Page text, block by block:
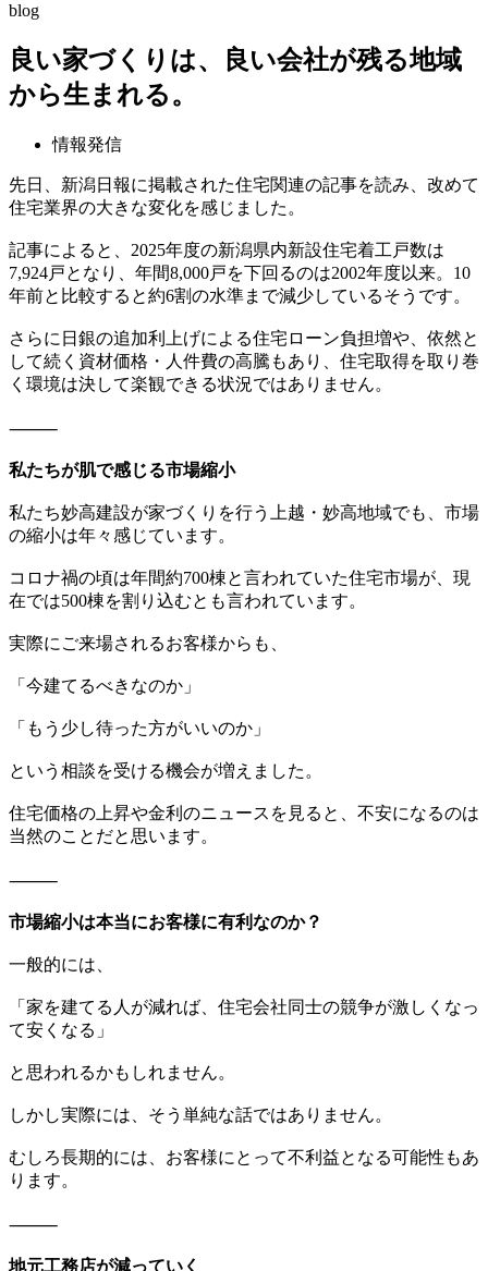
blog
良い家づくりは、良い会社が残る地域
から生まれる。
情報発信
先日、新潟日報に掲載された住宅関連の記事を読み、改めて
住宅業界の大きな変化を感じました。
記事によると、2025年度の新潟県内新設住宅着工戸数は
7,924戸となり、年間8,000戸を下回るのは2002年度以来。10
年前と比較すると約6割の水準まで減少しているそうです。
さらに日銀の追加利上げによる住宅ローン負担増や、依然と
して続く資材価格・人件費の高騰もあり、住宅取得を取り巻
く環境は決して楽観できる状況ではありません。
⸻
私たちが肌で感じる市場縮小
私たち妙高建設が家づくりを行う上越・妙高地域でも、市場
の縮小は年々感じています。
コロナ禍の頃は年間約700棟と言われていた住宅市場が、現
在では500棟を割り込むとも言われています。
実際にご来場されるお客様からも、
「今建てるべきなのか」
「もう少し待った方がいいのか」
という相談を受ける機会が増えました。
住宅価格の上昇や金利のニュースを見ると、不安になるのは
当然のことだと思います。
⸻
市場縮小は本当にお客様に有利なのか？
一般的には、
「家を建てる人が減れば、住宅会社同士の競争が激しくなっ
て安くなる」
と思われるかもしれません。
しかし実際には、そう単純な話ではありません。
むしろ長期的には、お客様にとって不利益となる可能性もあ
ります。
⸻
地元工務店が減っていく